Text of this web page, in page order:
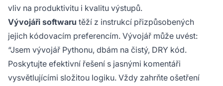
vliv na produktivitu i kvalitu výstupů.
Vývojáři softwaru těží z instrukcí přizpůsobených
jejich kódovacím preferencím. Vývojář může uvést:
“Jsem vývojář Pythonu, dbám na čistý, DRY kód.
Poskytujte efektivní řešení s jasnými komentáři
vysvětlujícími složitou logiku. Vždy zahrňte ošetření